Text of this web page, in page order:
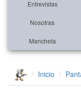
Entrevistas
Nosotras
Mancheta
Inicio